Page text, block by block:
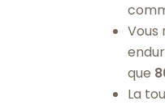
Vous
que
La